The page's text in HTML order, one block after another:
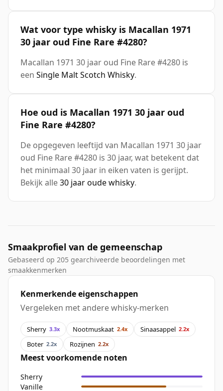
Wat voor type whisky is Macallan 1971
30 jaar oud Fine Rare #4280?
Macallan 1971 30 jaar oud Fine Rare #4280 is
een Single Malt Scotch Whisky.
Hoe oud is Macallan 1971 30 jaar oud
Fine Rare #4280?
De opgegeven leeftijd van Macallan 1971 30 jaar
oud Fine Rare #4280 is 30 jaar, wat betekent dat
het minimaal 30 jaar in eiken vaten is gerijpt.
Bekijk alle30 jaar oude whisky.
Smaakprofiel van de gemeenschap
Gebaseerd op 205 gearchiveerde beoordelingen met
smaakkenmerken
Kenmerkende eigenschappen
Vergeleken met andere whisky-merken
Sherry 3.3x Nootmuskaat 2.4x Sinaasappel 2.2x
Boter 2.2x Rozijnen 2.2x
Meest voorkomende noten
Sherry
Vanille